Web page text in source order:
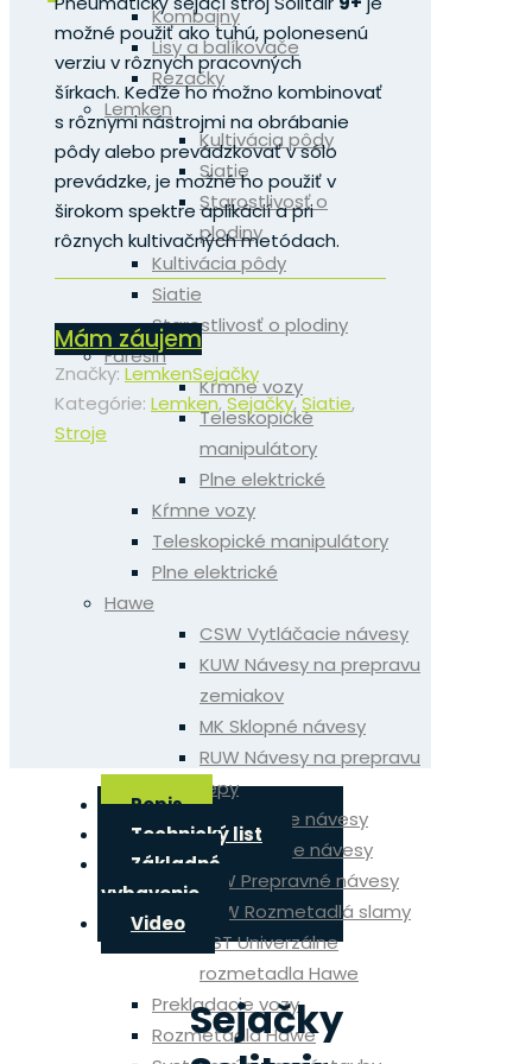
Kombajny
Lisy a balíkovače
Rezačky
Lemken
Kultivácia pôdy
Siatie
Starostlivosť o
plodiny
Kultivácia pôdy
Siatie
Starostlivosť o plodiny
Faresin
Kŕmne vozy
Teleskopické
manipulátory
Plne elektrické
Kŕmne vozy
Teleskopické manipulátory
Plne elektrické
Hawe
CSW Vytláčacie návesy
KUW Návesy na prepravu
zemiakov
MK Sklopné návesy
RUW Návesy na prepravu
repy
SLW Silážne návesy
SUW Silážne návesy
ULW Prepravné návesy
SVW Rozmetadlá slamy
DST Univerzálne
rozmetadla Hawe
Prekladacie vozy
Rozmetadla Hawe
možné použiť ako tuhú, polonesenú
verziu v rôznych pracovných
šírkach. Keďže ho možno kombinovať
s rôznymi nástrojmi na obrábanie
pôdy alebo prevádzkovať v sólo
prevádzke, je možné ho použiť v
širokom spektre aplikácií a pri
rôznych kultivačných metódach.
Mám záujem
Značky: LemkenSejačky
Kategórie: Lemken,Sejačky,Siatie,
Stroje
Popis
Technický list
Základné
vybavenie
Video
Sejačky